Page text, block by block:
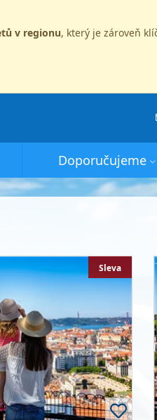
v regionu, který je zároveň
Doporučujeme
Sleva